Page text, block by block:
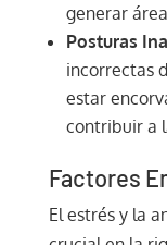
generar
Posturas
incorrectas
estar
contribuir a
Factores
El estrés y la